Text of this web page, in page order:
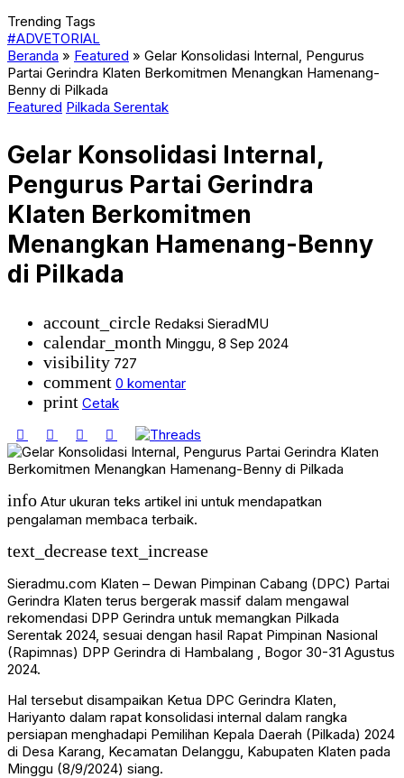
Trending Tags
#ADVETORIAL
Beranda » Featured » Gelar Konsolidasi Internal, Pengurus
Partai Gerindra Klaten Berkomitmen Menangkan Hamenang-
Benny di Pilkada
Featured Pilkada Serentak
Gelar Konsolidasi Internal,
Pengurus Partai Gerindra
Klaten Berkomitmen
Menangkan Hamenang-Benny
di Pilkada
account_circle Redaksi SieradMU
calendar_month Minggu, 8 Sep 2024
visibility 727
comment 0 komentar
print Cetak
info Atur ukuran teks artikel ini untuk mendapatkan
pengalaman membaca terbaik.
text_decreasetext_increase
Sieradmu.com Klaten – Dewan Pimpinan Cabang (DPC) Partai
Gerindra Klaten terus bergerak massif dalam mengawal
rekomendasi DPP Gerindra untuk memangkan Pilkada
Serentak 2024, sesuai dengan hasil Rapat Pimpinan Nasional
(Rapimnas) DPP Gerindra di Hambalang , Bogor 30-31 Agustus
2024.
Hal tersebut disampaikan Ketua DPC Gerindra Klaten,
Hariyanto dalam rapat konsolidasi internal dalam rangka
persiapan menghadapi Pemilihan Kepala Daerah (Pilkada) 2024
di Desa Karang, Kecamatan Delanggu, Kabupaten Klaten pada
Minggu (8/9/2024) siang.